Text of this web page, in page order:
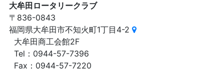
大牟田ロータリークラブ
〒836-0843
福岡県大牟田市不知火町1丁目4-2
大牟田商工会館2F
Tel：0944-57-7396
Fax：0944-57-7220